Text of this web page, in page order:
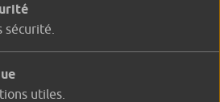
sécurité.
utiles.